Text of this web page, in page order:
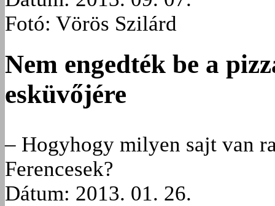
Fotó: Vörös Szilárd
Nem engedték be a
esküvőjére
– Hogyhogy milyen sajt van
Ferencesek?
Dátum: 2013. 01. 26.